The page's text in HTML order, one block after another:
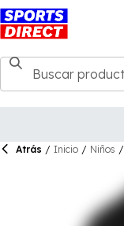
Atrás / Inicio / Niños /